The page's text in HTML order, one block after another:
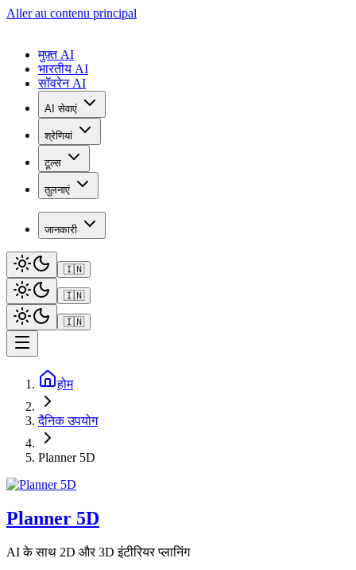
Aller au contenu principal
मुफ़्त AI
भारतीय AI
सॉवरेन AI
AI सेवाएं
श्रेणियां
टूल्स
तुलनाएं
जानकारी
🇮🇳
🇮🇳
🇮🇳
होम
दैनिक उपयोग
Planner 5D
Planner 5D
AI के साथ 2D और 3D इंटीरियर प्लानिंग